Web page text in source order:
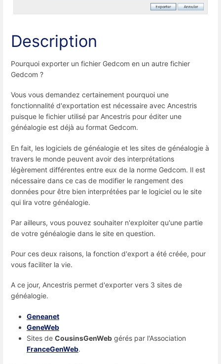
Description
Pourquoi exporter un fichier Gedcom en un autre fichier
Gedcom ?
Vous vous demandez certainement pourquoi une
fonctionnalité d'exportation est nécessaire avec Ancestris
puisque le fichier utilisé par Ancestris pour éditer une
généalogie est déjà au format Gedcom.
En fait, les logiciels de généalogie et les sites de généalogie à
travers le monde peuvent avoir des interprétations
légèrement différentes entre eux de la norme Gedcom. Il est
nécessaire dans ce cas de modifier le rangement des
données pour être bien interprétées par le logiciel ou le site
qui lira votre généalogie.
Par ailleurs, vous pouvez souhaiter n'exploiter qu'une partie
de votre généalogie dans le site en question.
Pour ces deux raisons, la fonction d'export a été créée, pour
vous faciliter la vie.
A ce jour, Ancestris permet d'exporter vers 3 sites de
généalogie.
Geneanet
GeneWeb
Sites de CousinsGenWeb gérés par l'Association
FranceGenWeb.